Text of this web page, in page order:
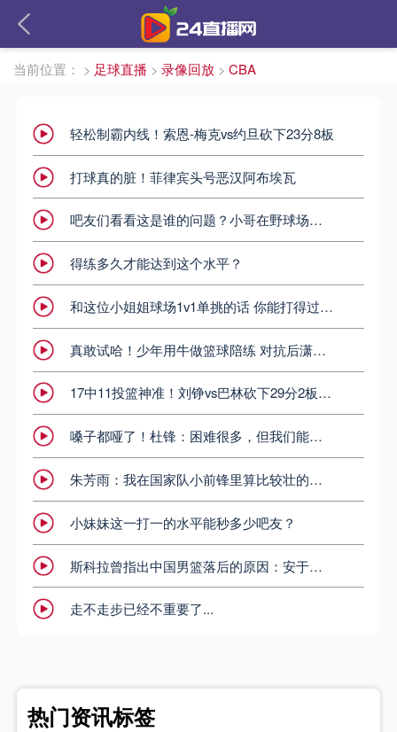
当前位置： > 足球直播 > 录像回放 > CBA
轻松制霸内线！索恩-梅克vs约旦砍下23分8板
打球真的脏！菲律宾头号恶汉阿布埃瓦
吧友们看看这是谁的问题？小哥在野球场与前CBA球员爆发冲突
得练多久才能达到这个水平？
和这位小姐姐球场1v1单挑的话 你能打得过吗？
真敢试哈！少年用牛做篮球陪练 对抗后潇洒完成后仰投篮
17中11投篮神准！刘铮vs巴林砍下29分2板2助3断
嗓子都哑了！杜锋：困难很多，但我们能完成好这次亚洲杯的任务
朱芳雨：我在国家队小前锋里算比较壮的了，但还比詹姆斯小一圈
小妹妹这一打一的水平能秒多少吧友？
斯科拉曾指出中国男篮落后的原因：安于现状！
走不走步已经不重要了...
热门资讯标签